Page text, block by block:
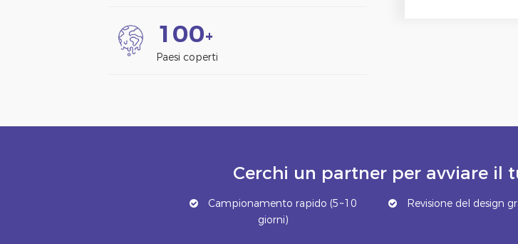
1 00+
Paesi coperti
Cerchi un partner per avviare il
Campionamento rapido (5~10
giorni)
Revisione del design